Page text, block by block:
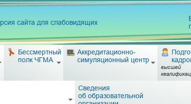
сайта для слабовидящих
Бессмертный
полк ЧГМА
Аккредитационно-
симуляционный центр
высшей
Сведения
об образовательной